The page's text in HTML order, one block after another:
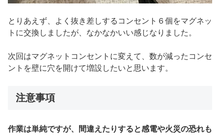
とりあえず、よく抜き差しするコンセント６個をマグネッ
トに交換しましたが、なかなかいい感じなりました。
次回はマグネットコンセントに変えて、数が減ったコンセ
ントを壁に穴を開けて増設したいと思います。
注意事項
作業は単純ですが、間違えたりすると感電や火災の恐れも